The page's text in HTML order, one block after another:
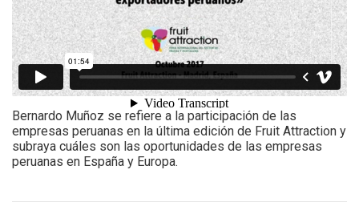
Bernardo Muñoz se refiere a la participación de las
empresas peruanas en la última edición de Fruit Attraction y
subraya cuáles son las oportunidades de las empresas
peruanas en España y Europa.